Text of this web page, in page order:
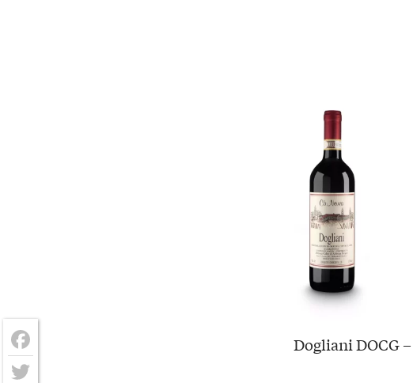
Dogliani DOCG
Facebook